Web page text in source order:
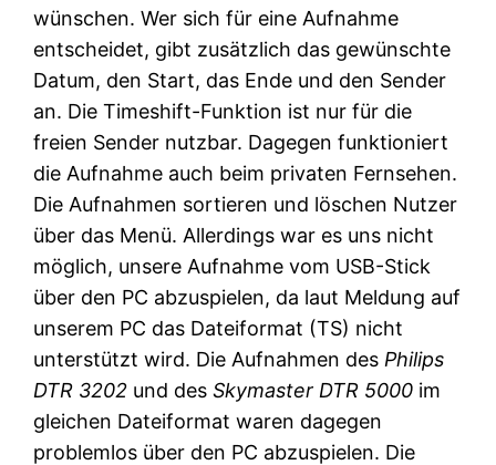
wünschen. Wer sich für eine Aufnahme
entscheidet, gibt zusätzlich das gewünschte
Datum, den Start, das Ende und den Sender
an. Die Timeshift-Funktion ist nur für die
freien Sender nutzbar. Dagegen funktioniert
die Aufnahme auch beim privaten Fernsehen.
Die Aufnahmen sortieren und löschen Nutzer
über das Menü. Allerdings war es uns nicht
möglich, unsere Aufnahme vom USB-Stick
über den PC abzuspielen, da laut Meldung auf
unserem PC das Dateiformat (TS) nicht
unterstützt wird. Die Aufnahmen des Philips
DTR 3202 und des Skymaster DTR 5000 im
gleichen Dateiformat waren dagegen
problemlos über den PC abzuspielen. Die